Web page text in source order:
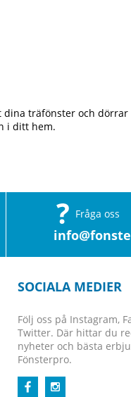
träfönster och
i ditt hem.
Fråga oss
SOCIALA MEDIER
Följ oss på Instagram,
Twitter. Där hittar du
nyheter och bästa
Fönsterpro.